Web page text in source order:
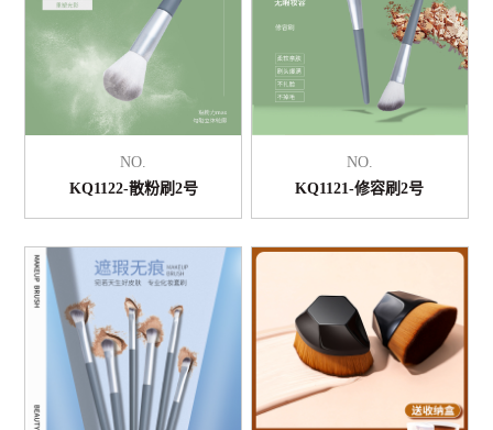
NO.
KQ1122-散粉刷2号
NO.
KQ1121-修容刷2号